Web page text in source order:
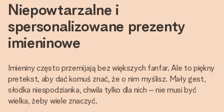
Niepowtarzalne i
spersonalizowane prezenty
imieninowe
Imieniny często przemijają bez większych fanfar. Ale to piękny
pretekst, aby dać komuś znać, że o nim myślisz. Mały gest,
słodka niespodzianka, chwila tylko dla nich – nie musi być
wielka, żeby wiele znaczyć.